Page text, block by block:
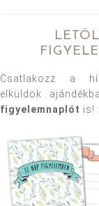
Csatlakozz a
elküldök
figyelemnaplót is!